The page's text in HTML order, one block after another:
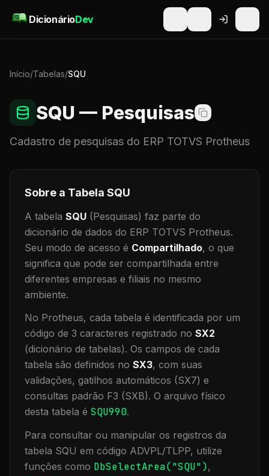
DicionárioDev
Início/Tabelas/SQU
SQU — Pesquisas
Cadastro de pesquisas do ERP TOTVS Protheus
Sobre a Tabela SQU
A tabela SQU (Pesquisas) faz parte do
dicionário de dados do ERP TOTVS Protheus.
Seu modo de acesso é Compartilhado, o que
significa que pode ser compartilhada entre
diferentes empresas e filiais no mesmo
ambiente.
No Protheus, cada tabela é identificada por um
código de 3 caracteres registrado no SX2
(dicionário de tabelas). Os campos de cada
tabela são definidos no SX3, com suas
validações, gatilhos automáticos (SX7) e
consultas padrão F3 (SXB). O arquivo físico
desta tabela é SQU990.
Para consultar ou manipular os registros da
tabela SQU em código ADVPL/TLPP, utilize
funções como DbSelectArea("SQU"),